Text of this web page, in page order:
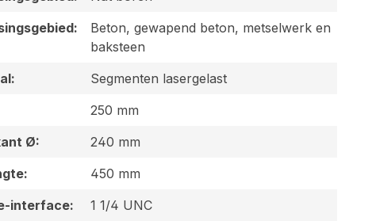
Beton, gewapend beton, metselwerk en
baksteen
Segmenten lasergelast
250 mm
Ø:
240 mm
450 mm
interface:
1 1/4 UNC